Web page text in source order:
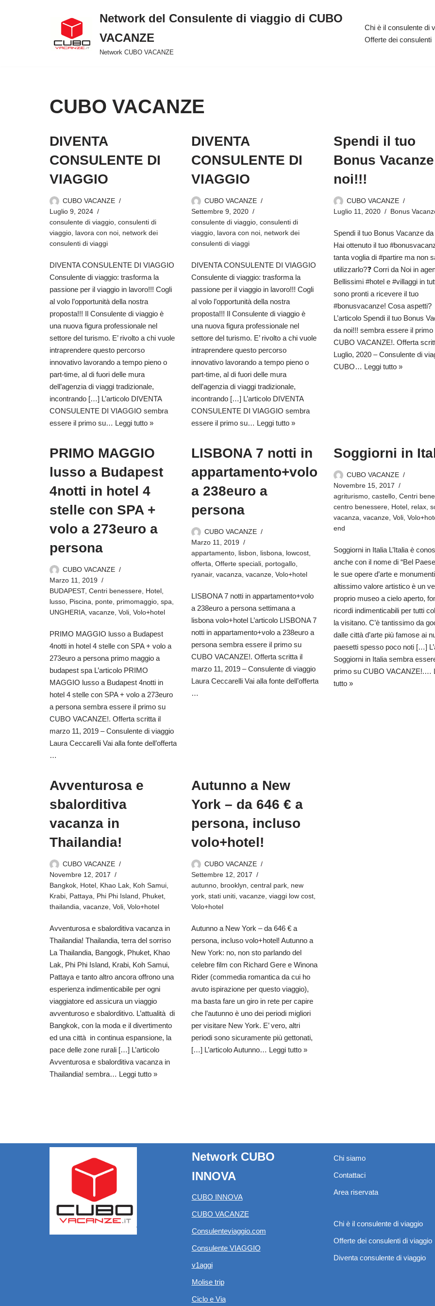
Network del Consulente di viaggio di CUBO
VACANZE
Network CUBO VACANZE
Chi è il consulente di
Offerte dei consulenti
CUBO VACANZE
DIVENTA
CONSULENTE DI
VIAGGIO
CUBO VACANZE
Luglio 9, 2024
consulente di viaggio, consulenti di
viaggio, lavora con noi, network dei
consulenti di viaggi
DIVENTA CONSULENTE DI VIAGGIO
Consulente di viaggio: trasforma la
passione per il viaggio in lavoro!!! Cogli
al volo l’opportunità della nostra
proposta!!! Il Consulente di viaggio è
una nuova figura professionale nel
settore del turismo. E’ rivolto a chi vuole
intraprendere questo percorso
innovativo lavorando a tempo pieno o
part-time, al di fuori delle mura
dell’agenzia di viaggi tradizionale,
incontrando […] L’articolo DIVENTA
CONSULENTE DI VIAGGIO sembra
essere il primo su… Leggi tutto »
DIVENTA
CONSULENTE DI
VIAGGIO
CUBO VACANZE
Settembre 9, 2020
consulente di viaggio,consulenti di
viaggio, lavora con noi, network dei
consulenti di viaggi
DIVENTA CONSULENTE DI VIAGGIO
Consulente di viaggio: trasforma la
passione per il viaggio in lavoro!!! Cogli
al volo l’opportunità della nostra
proposta!!! Il Consulente di viaggio è
una nuova figura professionale nel
settore del turismo. E’ rivolto a chi vuole
intraprendere questo percorso
innovativo lavorando a tempo pieno o
part-time, al di fuori delle mura
dell’agenzia di viaggi tradizionale,
incontrando […] L’articolo DIVENTA
CONSULENTE DI VIAGGIO sembra
essere il primo su… Leggi tutto »
Spendi il tuo
Bonus
noi!!!
CUBO VACANZE
Luglio 11, 2020
Bonus
Spendi il tuo Bonus Vacanze da
Hai ottenuto il tuo
tanta voglia di #partire ma non
utilizzarlo?❓ Corri da Noi in
Bellissimi #hotel e #villaggi in
sono pronti a ricevere il tuo
#bonusvacanze! Cosa aspetti?
L’articolo Spendi il tuo Bonus
da noi!!! sembra essere il primo
CUBO VACANZE!. Offerta
Luglio, 2020 – Consulente di
CUBO… Leggi tutto »
PRIMO MAGGIO
lusso a Budapest
4notti in hotel 4
stelle con SPA +
volo a 273euro a
persona
CUBO VACANZE
Marzo 11, 2019
BUDAPEST, Centri benessere, Hotel ,
lusso, Piscina, ponte, primomaggio, spa,
UNGHERIA, vacanze, Voli, Volo+hotel
PRIMO MAGGIO lusso a Budapest
4notti in hotel 4 stelle con SPA + volo a
273euro a persona primo maggio a
budapest spa L’articolo PRIMO
MAGGIO lusso a Budapest 4notti in
hotel 4 stelle con SPA + volo a 273euro
a persona sembra essere il primo su
CUBO VACANZE!. Offerta scritta il
marzo 11, 2019 – Consulente di viaggio
Laura Ceccarelli Vai alla fonte dell’offerta
…
LISBONA 7 notti in
appartamento+volo
a 238euro a
persona
CUBO VACANZE
Marzo 11, 2019
appartamento, lisbon, lisbona, lowcost,
offerta,Offerte speciali, portogallo,
ryanair,vacanza,vacanze,Volo+hotel
LISBONA 7 notti in appartamento+volo
a 238euro a persona settimana a
lisbona volo+hotel L’articolo LISBONA 7
notti in appartamento+volo a 238euro a
persona sembra essere il primo su
CUBO VACANZE!. Offerta scritta il
marzo 11, 2019 – Consulente di viaggio
Laura Ceccarelli Vai alla fonte dell’offerta
…
Soggiorni in
CUBO VACANZE
Novembre 15, 2017
agriturismo, castello, Centri
centro benessere, Hotel , relax,
vacanza, vacanze, Voli,
end
Soggiorni in Italia L’Italia è
anche con il nome di “Bel
le sue opere d’arte e
altissimo valore artistico è un
proprio museo a cielo aperto,
ricordi indimenticabili per tutti
la visitano. C’è tantissimo da
dalle città d’arte più famose ai
paesetti spesso poco noti […]
Soggiorni in Italia sembra
primo su CUBO VACANZE!.…
tutto »
Avventurosa e
sbalorditiva
vacanza in
Thailandia!
CUBO VACANZE
Novembre 12, 2017
Bangkok, Hotel , Khao Lak, Koh Samui,
Krabi, Pattaya, Phi Phi Island , Phuket,
thailandia, vacanze, Voli, Volo+hotel
Avventurosa e sbalorditiva vacanza in
Thailandia! Thailandia, terra del sorriso
La Thailandia, Bangogk, Phuket, Khao
Lak, Phi Phi Island, Krabi, Koh Samui,
Pattaya e tanto altro ancora offrono una
esperienza indimenticabile per ogni
viaggiatore ed assicura un viaggio
avventuroso e sbalorditivo. L’attualità di
Bangkok, con la moda e il divertimento
ed una città in continua espansione, la
pace delle zone rurali […] L’articolo
Avventurosa e sbalorditiva vacanza in
Thailandia! sembra… Leggi tutto »
Autunno a New
York – da 646 € a
persona, incluso
volo+hotel!
CUBO VACANZE
Settembre 12, 2017
autunno, brooklyn,central park, new
york,stati uniti,vacanze,viaggi low cost,
Volo+hotel
Autunno a New York – da 646 € a
persona, incluso volo+hotel! Autunno a
New York: no, non sto parlando del
celebre film con Richard Gere e Winona
Rider (commedia romantica da cui ho
avuto ispirazione per questo viaggio),
ma basta fare un giro in rete per capire
che l’autunno è uno dei periodi migliori
per visitare New York. E’ vero, altri
periodi sono sicuramente più gettonati,
[…] L’articolo Autunno… Leggi tutto »
Network CUBO
INNOVA
CUBO INNOVA
CUBO VACANZE
Consulenteviaggio.com
Consulente VIAGGIO
v1aggi
Molise trip
Ciclo e Via
Chi siamo
Contattaci
Area riservata
Chi è il consulente di viaggio
Offerte dei consulenti di viaggio
Diventa consulente di viaggio